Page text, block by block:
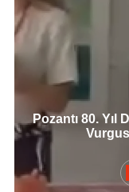
Pozantı 80. Yıl